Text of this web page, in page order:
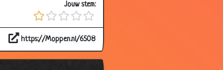
Jouw stem:
https://Moppen.nl/6508
3.88
3.28
3.72